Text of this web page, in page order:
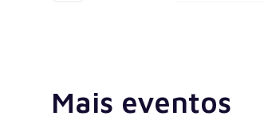
Mais eventos